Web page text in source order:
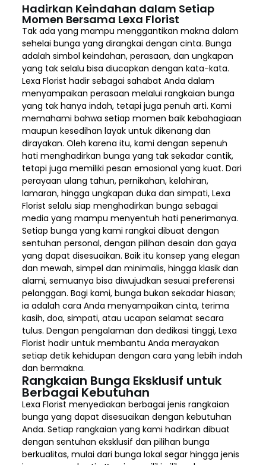
Hadirkan Keindahan dalam Setiap
Momen Bersama Lexa Florist
Tak ada yang mampu menggantikan makna dalam
sehelai bunga yang dirangkai dengan cinta. Bunga
adalah simbol keindahan, perasaan, dan ungkapan
yang tak selalu bisa diucapkan dengan kata-kata.
Lexa Florist hadir sebagai sahabat Anda dalam
menyampaikan perasaan melalui rangkaian bunga
yang tak hanya indah, tetapi juga penuh arti. Kami
memahami bahwa setiap momen baik kebahagiaan
maupun kesedihan layak untuk dikenang dan
dirayakan. Oleh karena itu, kami dengan sepenuh
hati menghadirkan bunga yang tak sekadar cantik,
tetapi juga memiliki pesan emosional yang kuat. Dari
perayaan ulang tahun, pernikahan, kelahiran,
lamaran, hingga ungkapan duka dan simpati, Lexa
Florist selalu siap menghadirkan bunga sebagai
media yang mampu menyentuh hati penerimanya.
Setiap bunga yang kami rangkai dibuat dengan
sentuhan personal, dengan pilihan desain dan gaya
yang dapat disesuaikan. Baik itu konsep yang elegan
dan mewah, simpel dan minimalis, hingga klasik dan
alami, semuanya bisa diwujudkan sesuai preferensi
pelanggan. Bagi kami, bunga bukan sekadar hiasan;
ia adalah cara Anda menyampaikan cinta, terima
kasih, doa, simpati, atau ucapan selamat secara
tulus. Dengan pengalaman dan dedikasi tinggi, Lexa
Florist hadir untuk membantu Anda merayakan
setiap detik kehidupan dengan cara yang lebih indah
dan bermakna.
Rangkaian Bunga Eksklusif untuk
Berbagai Kebutuhan
Lexa Florist menyediakan berbagai jenis rangkaian
bunga yang dapat disesuaikan dengan kebutuhan
Anda. Setiap rangkaian yang kami hadirkan dibuat
dengan sentuhan eksklusif dan pilihan bunga
berkualitas, mulai dari bunga lokal segar hingga jenis